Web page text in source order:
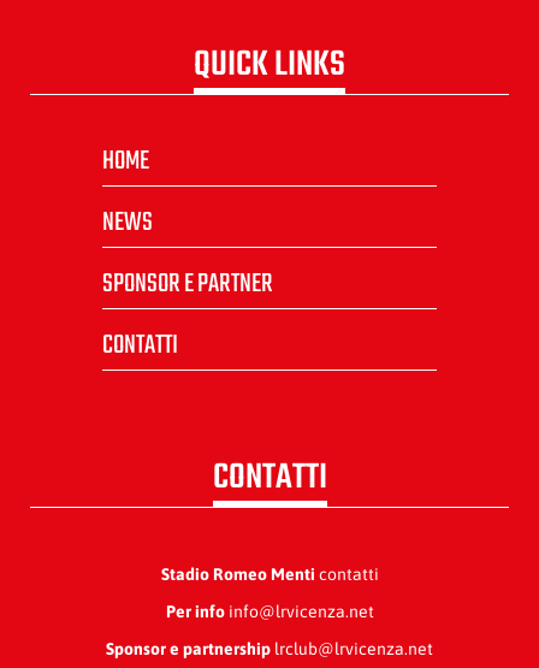
QUICK LINKS
HOME
NEWS
SPONSOR E PARTNER
CONTATTI
CONTATTI
Stadio Romeo Menti contatti
Per infoinfo@lrvicenza.net
Sponsor e partnership lrclub@lrvicenza.net